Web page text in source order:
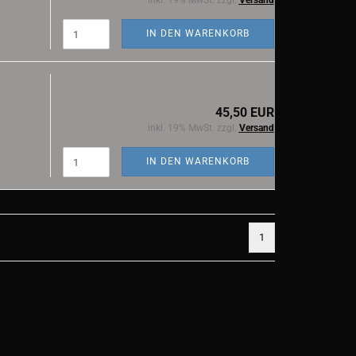
IN DEN WARENKORB
45,50 EUR
inkl. 19% MwSt. zzgl. Versand
IN DEN WARENKORB
1